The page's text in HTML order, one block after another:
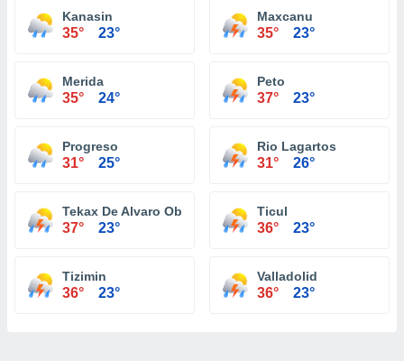
Kanasin
35° 23°
Maxcanu
35° 23°
Merida
35° 24°
Peto
37° 23°
Progreso
31° 25°
Rio Lagartos
31° 26°
Tekax De Alvaro Obregon
37° 23°
Ticul
36° 23°
Tizimin
36° 23°
Valladolid
36° 23°